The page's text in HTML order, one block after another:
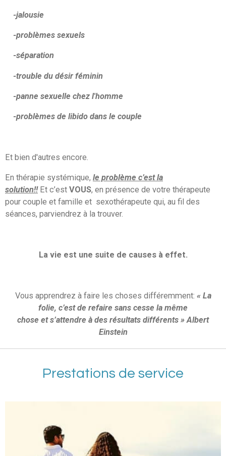
-jalousie
-problèmes sexuels
-séparation
-trouble du désir féminin
-panne sexuelle chez l'homme
-problèmes de libido dans le couple
Et bien d'autres encore.
En thérapie systémique, le problème c’est la
solution!! Et c’est VOUS, en présence de votre thérapeute
pour couple et famille et sexothérapeute qui, au fil des
séances, parviendrez à la trouver.
La vie est une suite de causes à effet.
Vous apprendrez à faire les choses différemment: « La
folie, c’est de refaire sans cesse la même
chose ets’attendre à des résultats différents » Albert
Einstein
Prestations de service